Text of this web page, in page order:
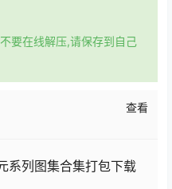
要在线解压,请保存到自己
查看
系列图集合集打包下载